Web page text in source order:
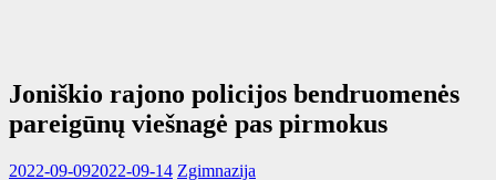
Joniškio rajono policijos bendruomenės
pareigūnų viešnagė pas pirmokus
2022-09-092022-09-14 Zgimnazija